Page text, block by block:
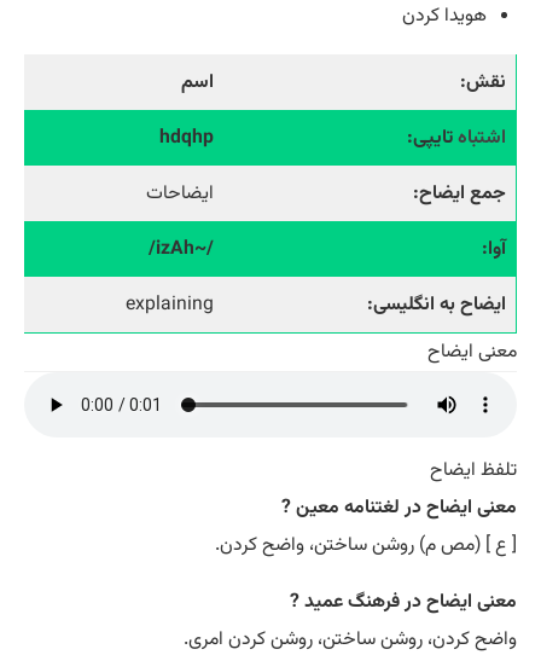
هویدا کردن
نقش:
اسم
اشتباهتایپی:
hdqhp
جمع ایضاح:
ایضاحات
آوا:
/~izAh/
ایضاح به انگلیسی:
explaining
معنی ایضاح
تلفظ ایضاح
معنی ایضاح در لغتنامه معین ?
[ ع ] (مص م) روشن ساختن، واضح کردن.
معنی ایضاح در فرهنگ عمید ?
واضح کردن، روشن ساختن، روشن کردن امری.